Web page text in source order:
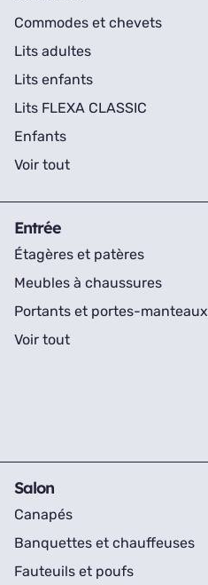
Commodes et chevets
Lits adultes
Lits enfants
Lits FLEXA CLASSIC
Enfants
Voir tout
Entrée
Étagères et patères
Meubles à chaussures
Portants et portes-manteaux
Voir tout
Salon
Canapés
Banquettes et chauffeuses
Fauteuils et poufs